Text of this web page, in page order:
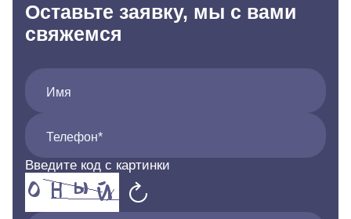
Оставьте заявку, мы с вами
свяжемся
Имя
Телефон*
Введите код с картинки